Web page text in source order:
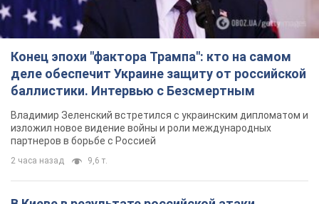
Конец эпохи "фактора Трампа": кто на самом
деле обеспечит Украине защиту от российской
баллистики. Интервью с Безсмертным
Владимир Зеленский встретился с украинским дипломатом и
изложил новое видение войны и роли международных
партнеров в борьбе с Россией
2 часа назад 9,6 т.